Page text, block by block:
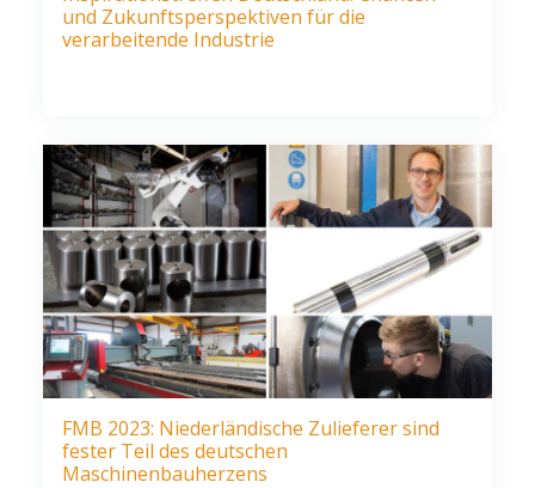
und Zukunftsperspektiven für die
verarbeitende Industrie
FMB 2023: Niederländische Zulieferer sind
fester Teil des deutschen
Maschinenbauherzens